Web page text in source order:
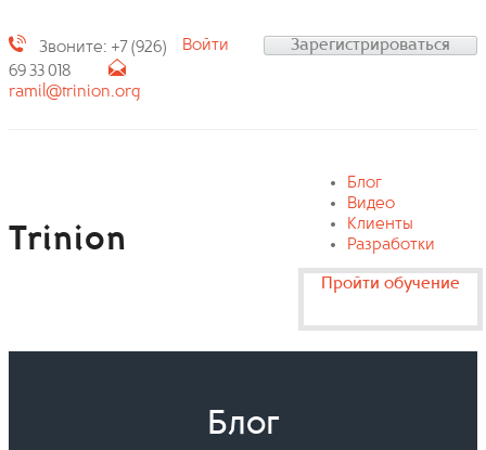
Звоните: +7 (926)
69 33 018
ramil@trinion.org
Войти Зарегистрироваться
Trinion
Блог
Видео
Клиенты
Разработки
Пройти обучение
Блог